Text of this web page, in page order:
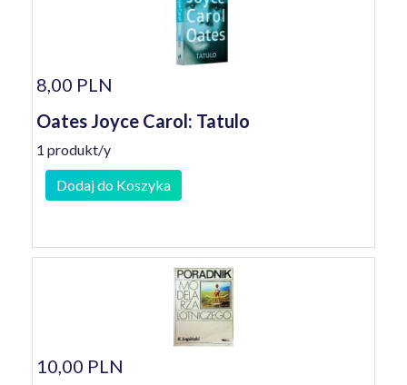
8,00 PLN
Oates Joyce Carol: Tatulo
1 produkt/y
Dodaj do Koszyka
10,00 PLN